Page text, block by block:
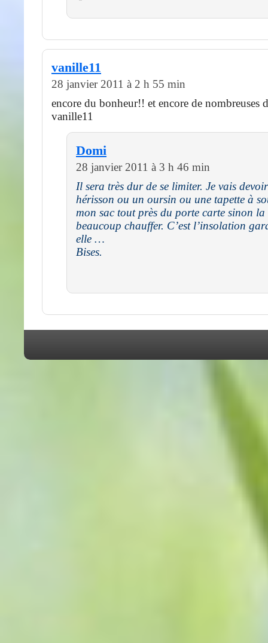
vanille11
28 janvier 2011 à 2 h 55 min
encore du bonheur!! et encore de nombreuses
vanille11
Domi
28 janvier 2011 à 3 h 46 min
Il sera très dur de se limiter. Je vais
hérisson ou un oursin ou une tapette à
mon sac tout près du porte carte sinon
beaucoup chauffer. C’est l’insolation
elle …
Bises.